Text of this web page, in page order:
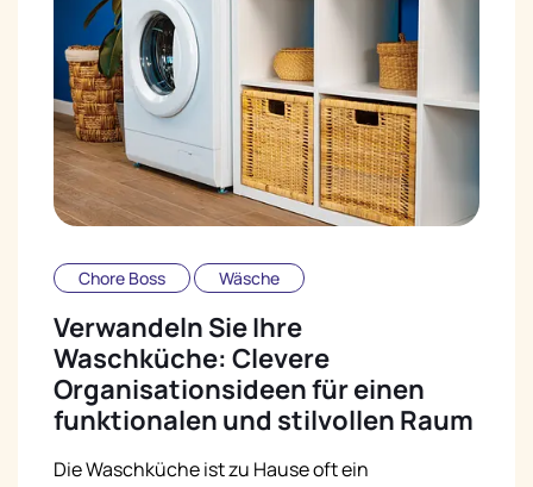
Chore Boss Wäsche
Verwandeln Sie Ihre
Waschküche: Clevere
Organisationsideen für einen
funktionalen und stilvollen Raum
Die Waschküche ist zu Hause oft ein